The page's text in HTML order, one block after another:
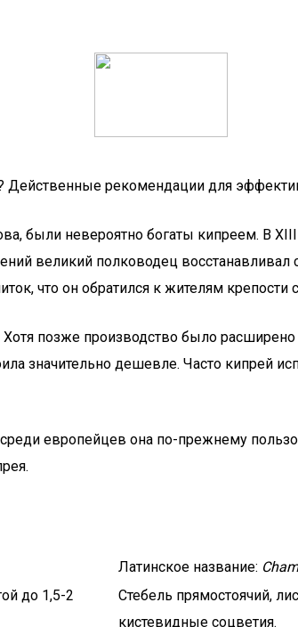
Действенные рекомендации для
были невероятно богаты кипреем. В
великий полководец
что он обратился к жителям
позже производство было
значительно дешевле. Часто кипрей
европейцев она по-прежнему
Латинское название:
до 1,5-2
Стебель прямостоячий,
кистевидные соцветия.